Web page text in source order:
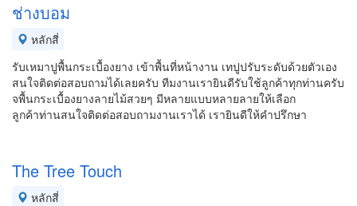
ช่างบอม
หลักสี่
รับเหมาปูพื้นกระเบื้องยาง เข้าพื้นที่หน้างาน เทปูปรับระดับด้วยตัวเอง
สนใจติดต่อสอบถามได้เลยครับ ทีมงานเรายินดีรับใช้ลูกค้าทุกท่านครับ
จพื้นกระเบื้องยางลายไม้สวยๆ มีหลายแบบหลายลายให้เลือก
ลูกค้าท่านสนใจติดต่อสอบถามงานเราได้ เรายินดีให้คำปรึกษา
The Tree Touch
หลักสี่